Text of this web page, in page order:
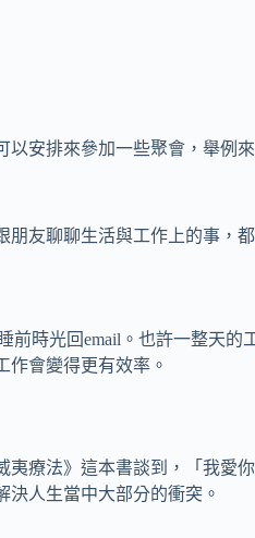
安排來參加一些聚會，舉例來
友聊聊生活與工作上的事，
前時光回email。也許一整天
作會變得更有效率。
夷療法》這本書談到，「我愛
人生當中大部分的衝突。